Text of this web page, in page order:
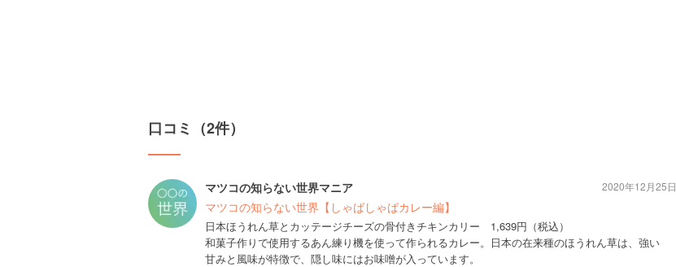
口コミ（2件）
マツコの知らない世界マニア
マツコの知らない世界【しゃばしゃばカレー編】
日本ほうれん草とカッテージチーズの骨付きチキンカリー 1,639円（税込）
和菓子作りで使用するあん練り機を使って作られるカレー。日本の在来種のほうれん草は、強い
甘みと風味が特徴で、隠し味にはお味噌が入っています。
2020年12月25日